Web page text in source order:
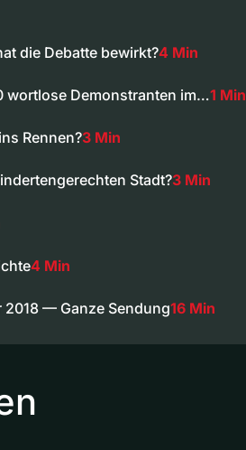
die Debatte bewirkt?4 Min
wortlose Demonstranten im…1 Min
Rennen?3 Min
Stadt?3 Min
4 Min
2018 — Ganze Sendung16 Min